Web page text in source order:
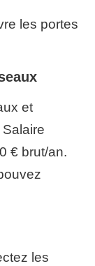
les portes
et
Salaire
€ brut/an.
les